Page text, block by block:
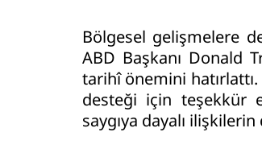
Bölgesel gelişmelere
ABD Başkanı Donald
tarihî önemini
desteği için teşekkür
saygıya dayalı